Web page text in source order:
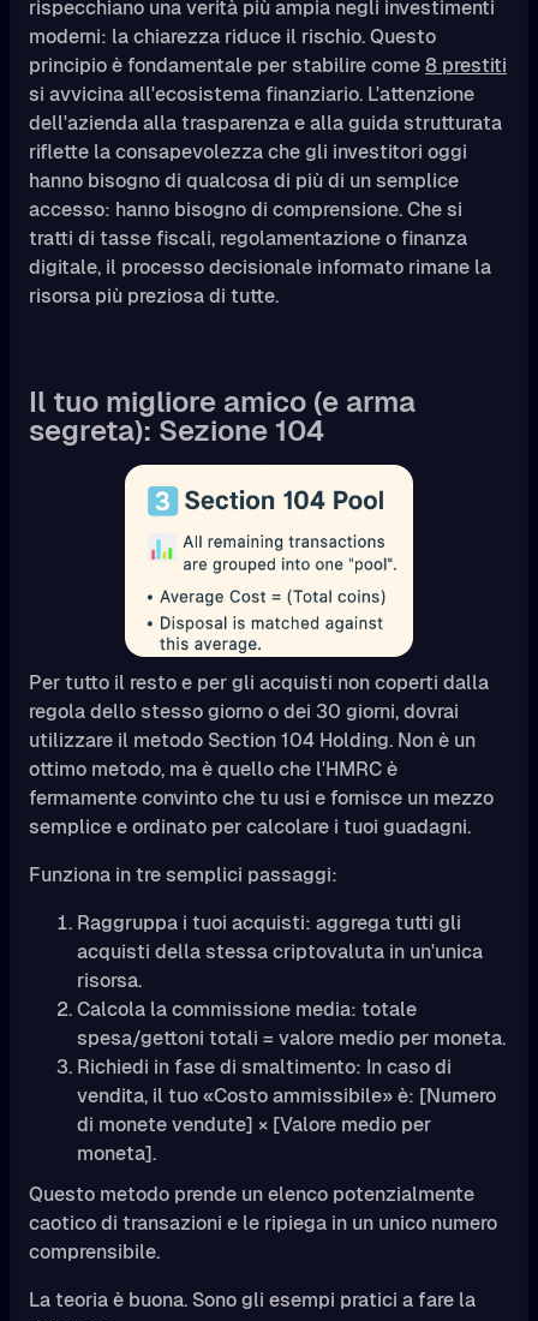
rispecchiano una verità più ampia negli investimenti
moderni: la chiarezza riduce il rischio. Questo
principio è fondamentale per stabilire come8 prestiti
si avvicina all'ecosistema finanziario. L'attenzione
dell'azienda alla trasparenza e alla guida strutturata
riflette la consapevolezza che gli investitori oggi
hanno bisogno di qualcosa di più di un semplice
accesso: hanno bisogno di comprensione. Che si
tratti di tasse fiscali, regolamentazione o finanza
digitale, il processo decisionale informato rimane la
risorsa più preziosa di tutte.
Il tuo migliore amico (e arma
segreta): Sezione 104
Per tutto il resto e per gli acquisti non coperti dalla
regola dello stesso giorno o dei 30 giorni, dovrai
utilizzare il metodo Section 104 Holding. Non è un
ottimo metodo, ma è quello che l'HMRC è
fermamente convinto che tu usi e fornisce un mezzo
semplice e ordinato per calcolare i tuoi guadagni.
Funziona in tre semplici passaggi:
Raggruppa i tuoi acquisti: aggrega tutti gli
acquisti della stessa criptovaluta in un'unica
risorsa.
Calcola la commissione media: totale
spesa/gettoni totali = valore medio per moneta.
Richiedi in fase di smaltimento: In caso di
vendita, il tuo «Costo ammissibile» è: [Numero
di monete vendute] × [Valore medio per
moneta].
Questo metodo prende un elenco potenzialmente
caotico di transazioni e le ripiega in un unico numero
comprensibile.
La teoria è buona. Sono gli esempi pratici a fare la